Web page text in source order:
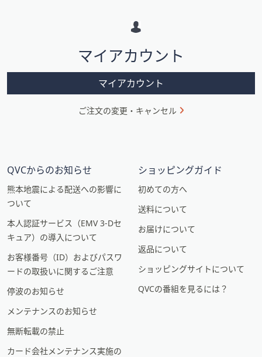
ン
マイアカウント
マイアカウント
ご注文の変更・キャンセル
QVCからのお知らせ
熊本地震による配送への影響に
ついて
本人認証サービス（EMV 3-Dセ
キュア）の導入について
お客様番号（ID）およびパスワ
ードの取扱いに関するご注意
停波のお知らせ
メンテナンスのお知らせ
無断転載の禁止
カード会社メンテナンス実施の
ショッピングガイド
初めての方へ
送料について
お届けについて
返品について
ショッピングサイトについて
QVCの番組を見るには？